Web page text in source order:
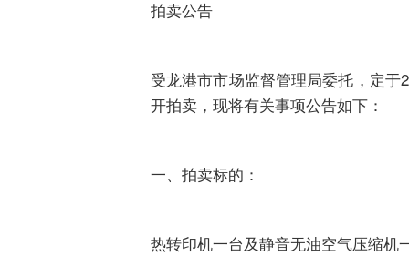
拍卖公告
受龙港市市场监督管理局委托，定
开拍卖，现将有关事项公告如下：
一、拍卖标的：
热转印机一台及静音无油空气压缩机